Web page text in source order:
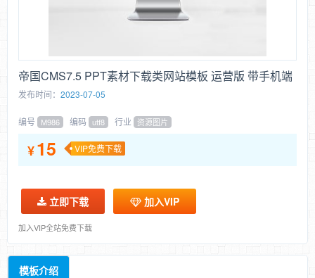
帝国CMS7.5 PPT素材下载类网站模板 运营版 带手机端
发布时间： 2023-07-05
编号 M986 编码 utf8 行业 资源图片
¥15 VIP免费下载
立即下载 加入VIP
加入VIP全站免费下载
模板介绍